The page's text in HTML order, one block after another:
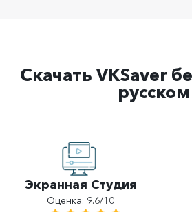
Скачать VKSaver
русском
Экранная Студия
Оценка: 9.6/10